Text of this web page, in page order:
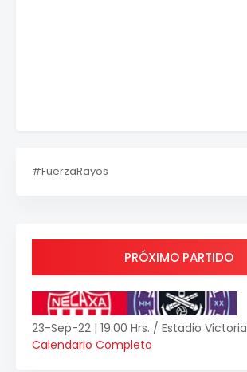
#FuerzaRayos
PRÓXIMO PARTIDO
23-Sep-22 | 19:00 Hrs. / Estadio Victoria
Calendario Completo